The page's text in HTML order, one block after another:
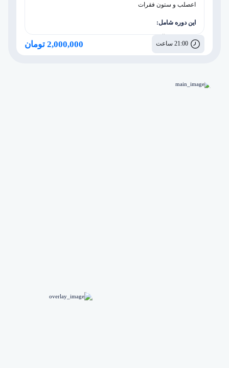
اعصلب و ستون فقرات
این دوره شامل:
پکیج گیاهی
21:00 ساعت 2,000,000 تومان